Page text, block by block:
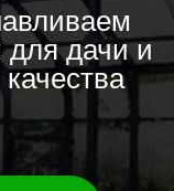
дачи и